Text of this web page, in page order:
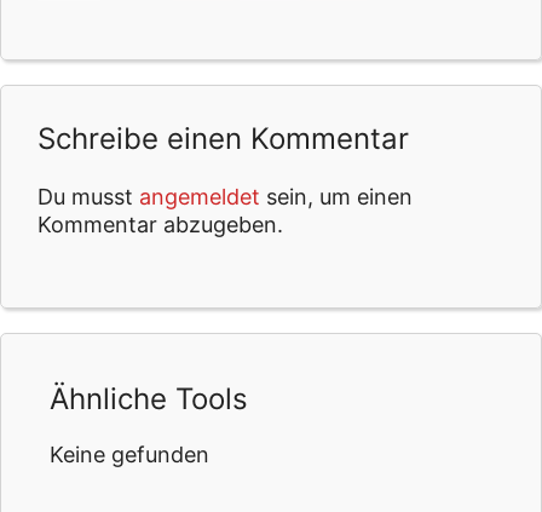
Schreibe einen Kommentar
Du musst angemeldet sein, um einen
Kommentar abzugeben.
Ähnliche Tools
Keine gefunden